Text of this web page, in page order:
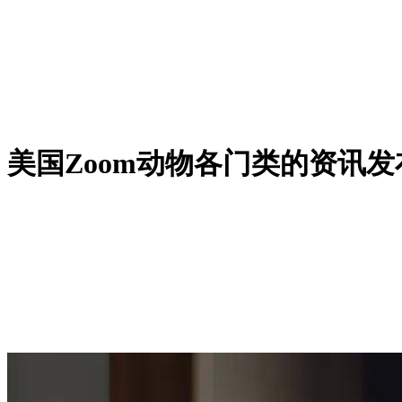
美国Zoom动物各门类的资讯发